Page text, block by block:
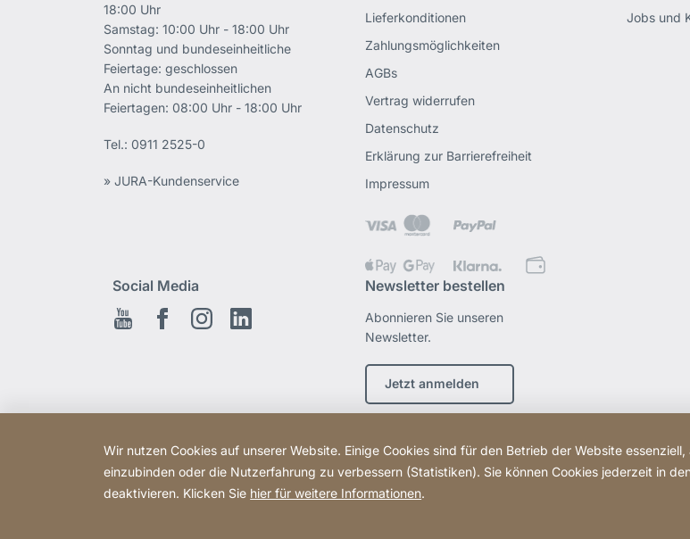
18:00 Uhr
Samstag: 10:00 Uhr - 18:00 Uhr
Sonntag und bundeseinheitliche
Feiertage: geschlossen
An nicht bundeseinheitlichen
Feiertagen: 08:00 Uhr - 18:00 Uhr
Tel.: 0911 2525-0
» JURA-Kundenservice
Lieferkonditionen
Zahlungsmöglichkeiten
AGBs
Vertrag widerrufen
Datenschutz
Erklärung zur Barrierefreiheit
Impressum
Jobs und
Social Media
Youtube FacebookInstagram
Newsletter bestellen
Abonnieren Sie unseren
Newsletter.
Jetzt anmelden
Wir nutzen Cookies auf unserer Website. Einige Cookies sind für den Betrieb der Website
einzubinden oder die Nutzerfahrung zu verbessern (Statistiken). Sie können Cookies jederzeit in
deaktivieren. Klicken Sie hier für weitere Informationen.